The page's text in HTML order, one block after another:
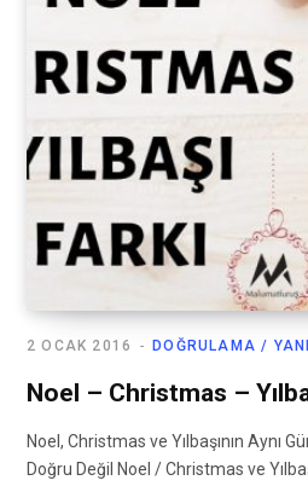
DOĞRULAMA /
2 OCAK 2016
Noel – Christmas –
Noel, Christmas ve Yılbaşının Aynı
Doğru Değil Noel / Christmas ve